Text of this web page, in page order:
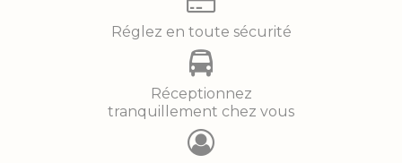
Réglez en toute sécurité
Réceptionnez
tranquillement chez vous